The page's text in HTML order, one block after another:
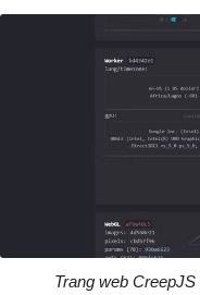
Trang web